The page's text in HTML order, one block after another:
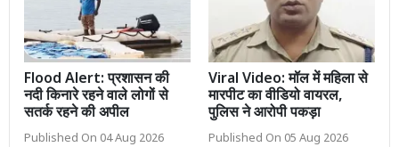
Flood Alert: प्रशासन की
नदी किनारे रहने वाले लोगों से
सतर्क रहने की अपील
Published On 04 Aug 2026
Viral Video: मॉल में महिला से
मारपीट का वीडियो वायरल,
पुलिस ने आरोपी पकड़ा
Published On 05 Aug 2026